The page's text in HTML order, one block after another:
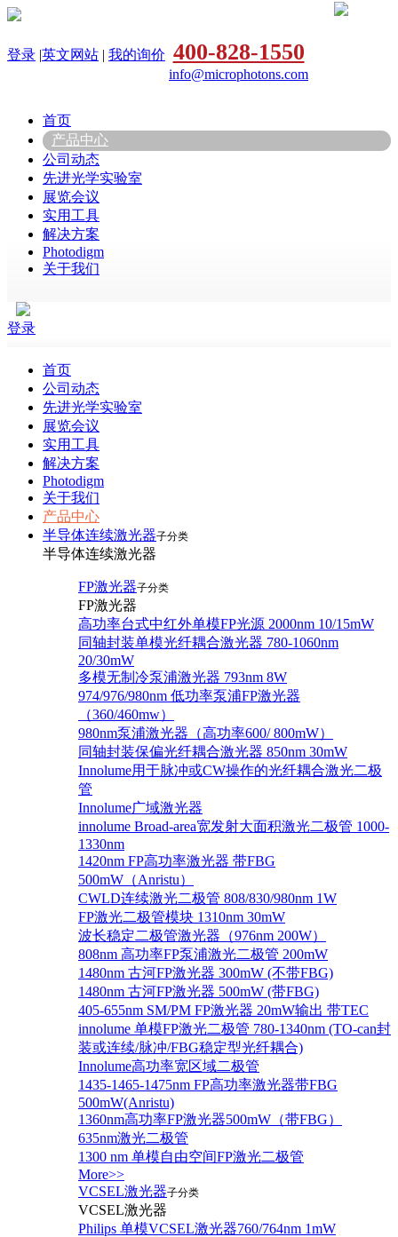
登录 |英文网站 | 我的询价 400-828-1550
info@microphotons.com
首页
产品中心
公司动态
先进光学实验室
展览会议
实用工具
解决方案
Photodigm
关于我们
登录
首页
公司动态
先进光学实验室
展览会议
实用工具
解决方案
Photodigm
关于我们
产品中心
半导体连续激光器子分类
半导体连续激光器
FP激光器子分类
FP激光器
高功率台式中红外单模FP光源 2000nm 10/15mW
同轴封装单模光纤耦合激光器 780-1060nm
20/30mW
多模无制冷泵浦激光器 793nm 8W
974/976/980nm 低功率泵浦FP激光器
（360/460mw）
980nm泵浦激光器（高功率600/ 800mW）
同轴封装保偏光纤耦合激光器 850nm 30mW
Innolume用于脉冲或CW操作的光纤耦合激光二极
管
Innolume广域激光器
innolume Broad-area宽发射大面积激光二极管 1000-
1330nm
1420nm FP高功率激光器 带FBG
500mW（Anristu）
CWLD连续激光二极管 808/830/980nm 1W
FP激光二极管模块 1310nm 30mW
波长稳定二极管激光器（976nm 200W）
808nm 高功率FP泵浦激光二极管 200mW
1480nm 古河FP激光器 300mW (不带FBG)
1480nm 古河FP激光器 500mW (带FBG)
405-655nm SM/PM FP激光器 20mW输出 带TEC
innolume 单模FP激光二极管 780-1340nm (TO-can封
装或连续/脉冲/FBG稳定型光纤耦合)
Innolume高功率宽区域二极管
1435-1465-1475nm FP高功率激光器带FBG
500mW(Anristu)
1360nm高功率FP激光器500mW（带FBG）
635nm激光二极管
1300 nm 单模自由空间FP激光二极管
More>>
VCSEL激光器子分类
VCSEL激光器
Philips 单模VCSEL激光器760/764nm 1mW